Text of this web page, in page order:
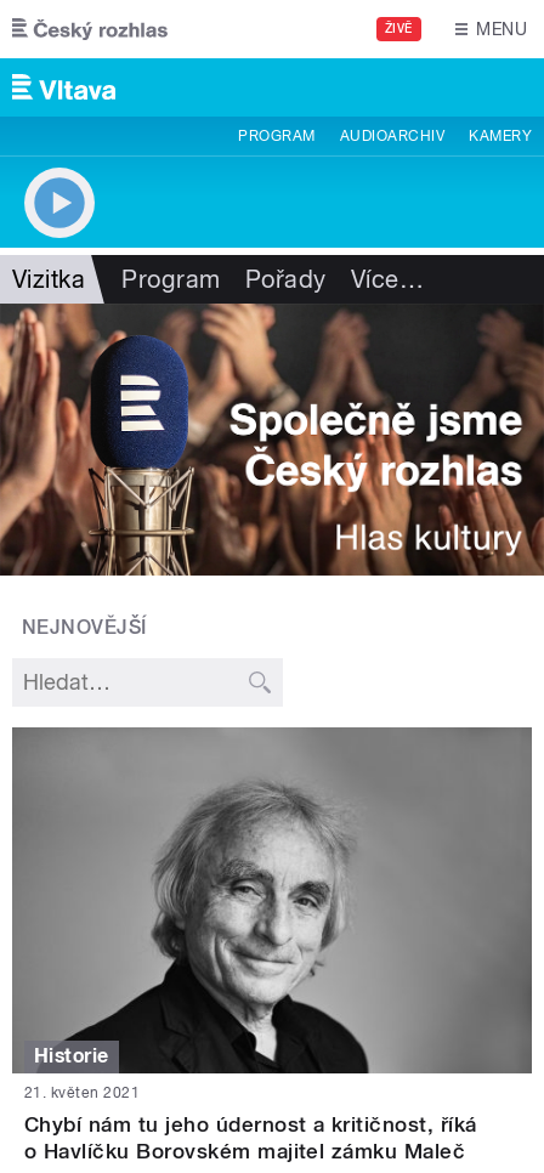
Přejít k hlavnímu obsahu
ŽIVĚ MENU
PROGRAM AUDIOARCHIV KAMERY
Vizitka Program Pořady Více…
NEJNOVĚJŠÍ
Historie
21. květen 2021
Chybí nám tu jeho údernost a kritičnost, říká
o Havlíčku Borovském majitel zámku Maleč